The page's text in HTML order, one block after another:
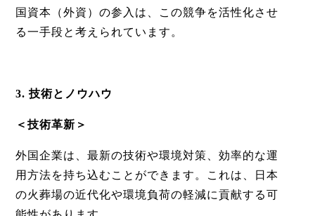
国資本 （外資） の参入は、この競争を活性化させ
る一手段と考えられています。
3. 技術とノウハウ
＜技術革新＞
外国企業は、最新の技術や環境対策、効率的な運
用方法を持ち込むことができます。これは、日本
の火葬場の近代化や環境負荷の軽減に貢献する可